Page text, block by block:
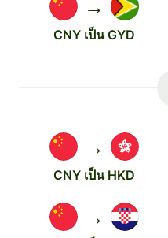
→
CNY เป็น GYD
→
CNY เป็น HKD
→